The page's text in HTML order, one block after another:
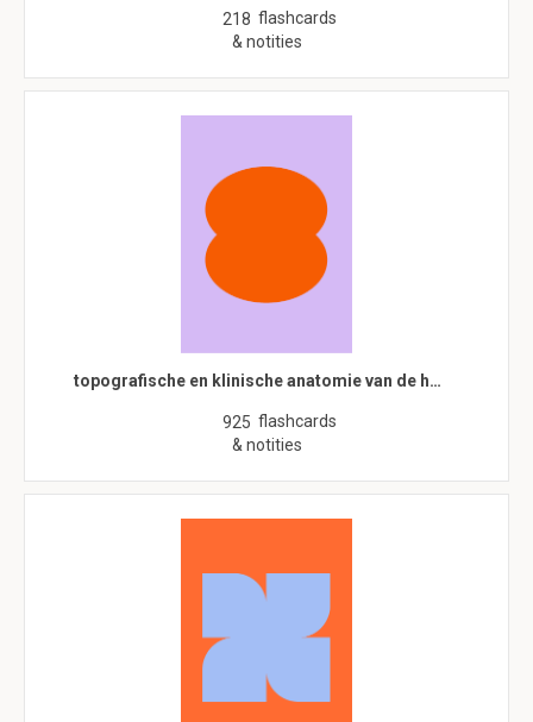
218 flashcards
& notities
topografische en klinische anatomie van de h…
925 flashcards
& notities